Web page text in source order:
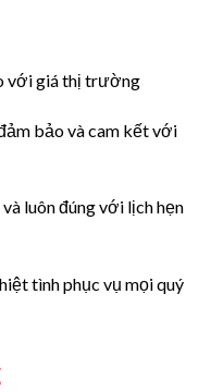
với giá thị trường
bảo và cam kết với
luôn đúng với lịch hẹn
tình phục vụ mọi quý